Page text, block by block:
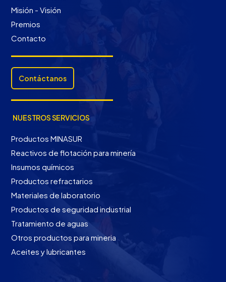
Misión - Visión
Premios
Contacto
Contáctanos
NUESTROS SERVICIOS
Productos MINASUR
Reactivos de flotación para minería
Insumos químicos
Productos refractarios
Materiales de laboratorio
Productos de seguridad industrial
Tratamiento de aguas
Otros productos para mineria
Aceites y lubricantes